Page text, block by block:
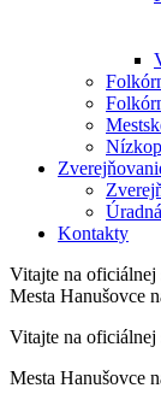
Kontakty
Vitajte na oficiálnej
Mesta Hanušovce
Vitajte na oficiálnej
Mesta Hanušovce